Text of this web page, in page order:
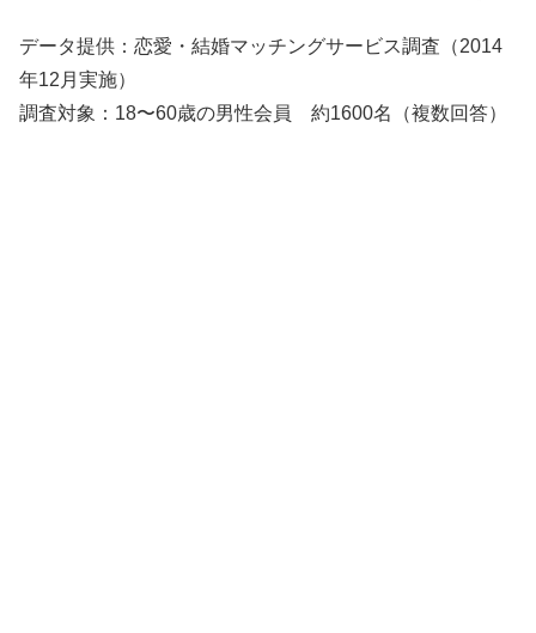
データ提供：恋愛・結婚マッチングサービス調査（2014
年12月実施）
調査対象：18〜60歳の男性会員 約1600名（複数回答）